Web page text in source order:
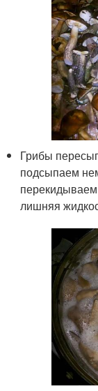
Грибы
подсыпаем
лишняя